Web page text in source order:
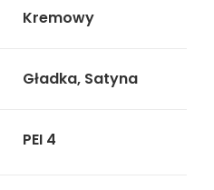
Kremowy
Gładka, Satyna
PEI 4